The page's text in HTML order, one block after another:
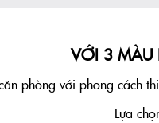
VỚI 3 MÀU
phòng với phong cách
Lựa